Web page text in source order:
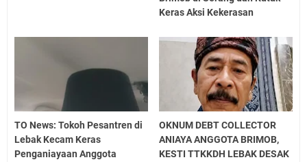
Keras Aksi Kekerasan
TO News: Tokoh Pesantren di
Lebak Kecam Keras
Penganiayaan Anggota
OKNUM DEBT COLLECTOR
ANIAYA ANGGOTA BRIMOB,
KESTI TTKKDH LEBAK DESAK